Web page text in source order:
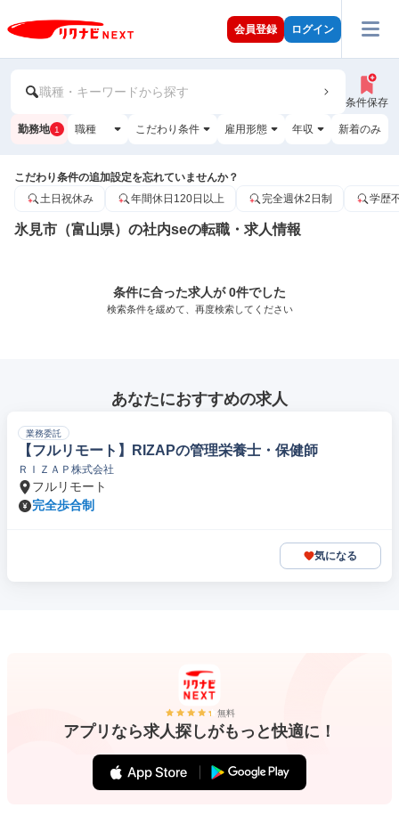
会員登録 ログイン
職種・キーワードから探す
条件保存
勤務地 1 職種 こだわり条件 雇用形態 年収 新着のみ
こだわり条件の追加設定を忘れていませんか？
土日祝休み
年間休日120日以上 完全週休2日制 学歴
氷見市（富山県）の社内seの転職・求人情報
条件に合った求人が 0件でした
検索条件を緩めて、再度検索してください
あなたにおすすめの求人
業務委託
【フルリモート】RIZAPの管理栄養士・保健師
ＲＩＺＡＰ株式会社
フルリモート
完全歩合制
気になる
無料
アプリなら求人探しがもっと快適に！